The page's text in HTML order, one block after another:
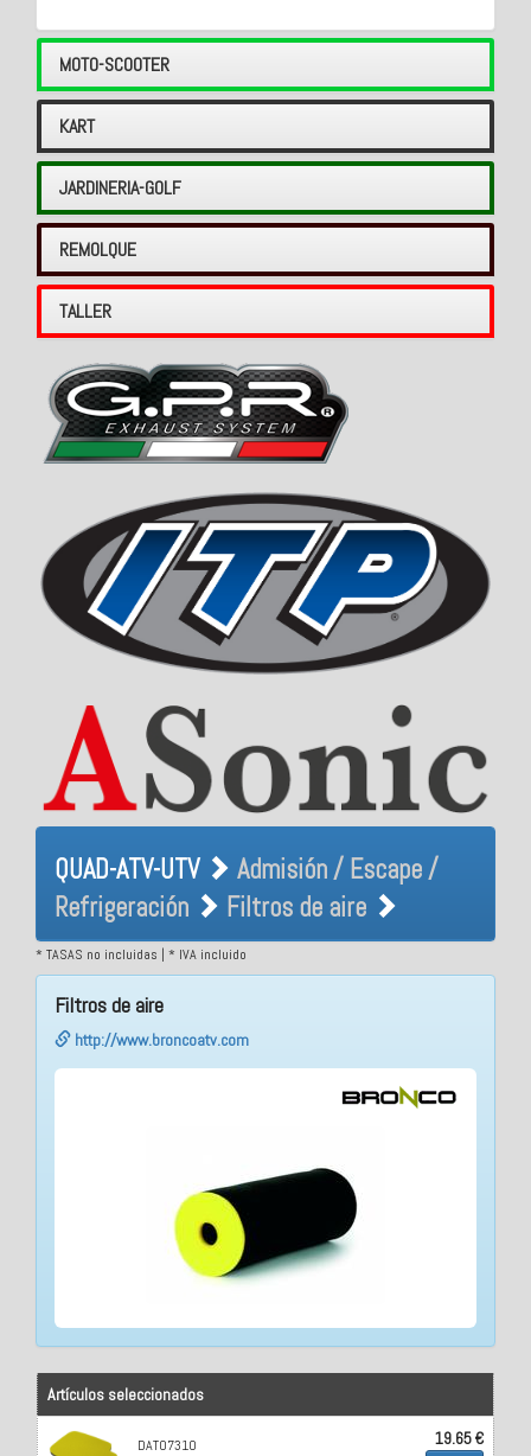
MOTO-SCOOTER
KART
JARDINERIA-GOLF
REMOLQUE
TALLER
QUAD-ATV-UTV Admisión /
Escape / Refrigeración
Filtros de aire
QUAD-ATV-UTV
Admisión / Escape /
Refrigeración
Filtros de aire
* TASAS no incluidas | * IVA incluido
Filtros de aire
http://www.broncoatv.com
Artículos seleccionados
DAT07310 19.65 €